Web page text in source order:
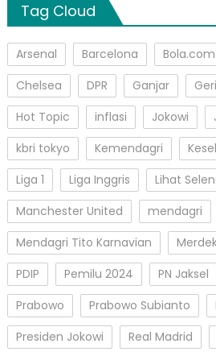
Tag Cloud
Arsenal Barcelona Bola.com
Chelsea
DPR Ganjar
Hot Topic
inflasi Jokowi
kbri tokyo
Kemendagri
Liga 1
Liga Inggris Lihat
Manchester United
mendagri
Mendagri Tito Karnavian
PDIP
Pemilu 2024 PN Jaksel
Prabowo
Prabowo Subianto
Presiden Jokowi
Real Madrid